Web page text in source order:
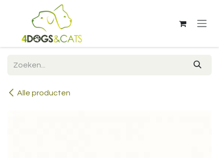
Overslaan naar inhoud
Alle producten